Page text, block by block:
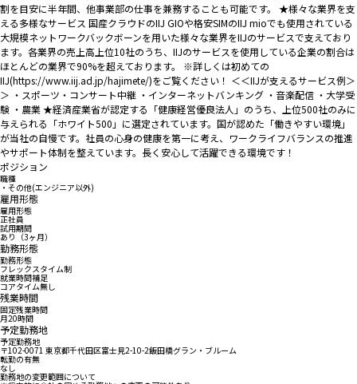
割を目安に半年間、他事業部の仕事を兼務することも可能です。 ★様々な業界を支
える多様なサービス 国産クラウドのIIJ GIOや格安SIMのIIJ mioでも使用されている
大規模ネットワークバックボーンを用いた様々な業界をIIJのサービスで支えており
ます。各業界の売上高上位10社のうち、IIJのサービスを使用している企業の割合は
ほとんどの業界で90%を超えております。 ※詳しくは初めての
IIJ(https://www.iij.ad.jp/hajimete/)をご覧ください！ ＜＜IIJが支えるサービス例＞
＞ ・スポーツ・コンサート中継 ・インターネットバンキング ・音楽配信 ・大学受
験 ・農業 ★経済産業省が認定する「健康経営優良法人」のうち、上位500社のみに
与えられる「ホワイト500」に選定されています。国が認めた「働きやすい環境」
が当社の自慢です。社員の心身の健康を第一に考え、ワークライフバランスの推進
やサポート体制を整えています。長く安心して活躍できる環境です！
ポジション
職種
・その他(エンジニア以外)
雇用形態
雇用形態
正社員
試用期間
あり（3ヶ月）
勤務形態
勤務形態
フレックスタイム制
就業時間補足
コアタイム無し
残業時間
固定残業時間
月20時間
予定勤務地
予定勤務地
〒102-0071 東京都千代田区富士見2-10-2飯田橋グラン・ブルーム
転勤の有無
なし
勤務地の変更範囲について